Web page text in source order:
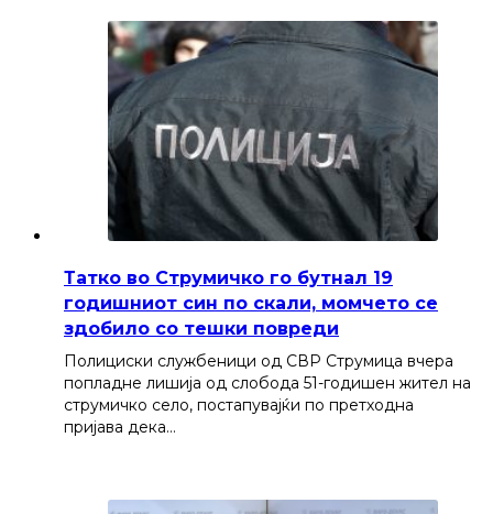
Татко во Струмичко го бутнал 19
годишниот син по скали, момчето се
здобило со тешки повреди
Полициски службеници од СВР Струмица вчера
попладне лишија од слобода 51-годишен жител на
струмичко село, постапувајќи по претходна
пријава дека…